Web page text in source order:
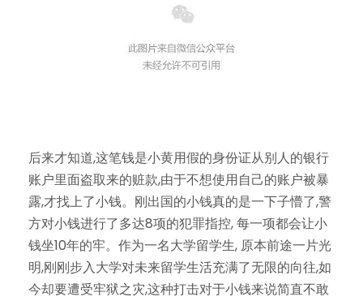
后来才知道,这笔钱是小黄用假的身份证从别人的银行
账户里面盗取来的赃款,由于不想使用自己的账户被暴
露,才找上了小钱。刚出国的小钱真的是一下子懵了,警
方对小钱进行了多达8项的犯罪指控, 每一项都会让小
钱坐10年的牢。作为一名大学留学生, 原本前途一片光
明,刚刚步入大学对未来留学生活充满了无限的向往,如
今却要遭受牢狱之灾,这种打击对于小钱来说简直不敢